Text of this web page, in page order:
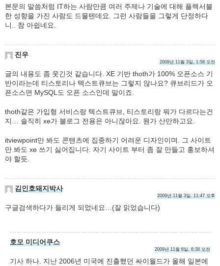
본문의 말씀처럼 IT하는 사람만큼 여러 주제나 기술에 대해 플렉서블
한 성향을 가진 사람도 드물텐데요. 그런 사람들을 그렇게 단정하다
니.. 참 아쉽네요.
진우
2009년 11월 3일, 1:58 오전
글의 내용도 좀 웃긴것 같습니다. XE 기반 thoth가 100% 오픈소스 기
반이라는데 티스토리나 텍스트큐브는 그렇지 않나요? 큐브리드가 오
픈소스면 MySQL도 오픈 소스인데 말이죠.
thoth같은 가입형 서비스랑 텍스트큐브, 티스토리랑 뭐가 다르다는건
지… 솔직히 xe가 블로그 전용은 아니잖아요. 뭔가 산만하고요.
itviewpoint만 봐도 콘텐츠에 집중하기 어려운 디자인이며. 그 사이트
만 봐도 xe 쓰기 싫어집니다. 자기 사이트 부터 좀 잘 만들고 홍보하셔
야 할듯.
김인호돼지박사
2009년 11월 3일, 11:47 오후
구글검색하다가 들리게 되었네요…(잘 읽었습니다)
호모 미디어쿠스
2009년 11월 6일, 6:38 오전
기사 하나. 지난 2006년 미국에 진출했던 싸이월드가 올해 일본에